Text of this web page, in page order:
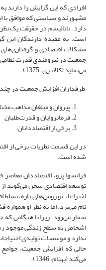
افرادی که این گرایش را دارند
مشهورند و سیاستی که موافق
دارد. ناتالیسم در حقیقت یک
است. به ‌عقیده دارندگان این
مشکلات اقتصادی و گرفتاری‌های
جمعیت در نیرومندی قدرت
می‌نماید (کلانتری، 1375).
طرفداران افزایش جمعیت در
پیروان و مبلغان مذاهب
فرمانروایان و قدرت‌طلبان
برخی از اقتصاددانان
در این قسمت نظریات برخی از
شده است.
فرانسوا پرو، اقتصاددان
توسعه اقتصادی سخن می‌گوید
اختراعات و روش‌های تازه، تسلط
نام می‌برد. اما به ‌نظر او
شمار می‌رود. زیرا تا هنگامی
اشخاص به سطح زندگی موجود
ندارد و موسسات تولیدی
حالی که افزایش جمعیت،
می‌کند (بهنام، 1346).